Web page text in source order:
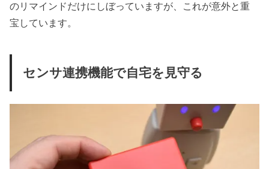
のリマインドだけにしぼっていますが、これが意外と重
宝しています。
センサ連携機能で自宅を見守る